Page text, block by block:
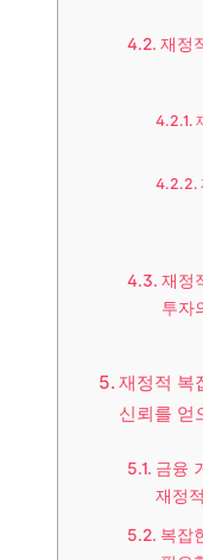
재정
재정
투자
재정적 복
신뢰를 얻
금융
재정
복잡